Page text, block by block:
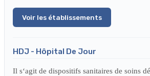
Voir les établissements
HDJ - Hôpital De Jour
Il s‘agit de dispositifs sanitaires de soins